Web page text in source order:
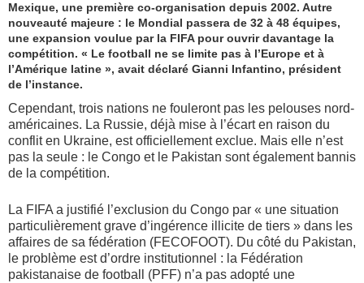
Mexique, une première co-organisation depuis 2002. Autre
nouveauté majeure : le Mondial passera de 32 à 48 équipes,
une expansion voulue par la FIFA pour ouvrir davantage la
compétition. « Le football ne se limite pas à l’Europe et à
l’Amérique latine », avait déclaré Gianni Infantino, président
de l’instance.
Cependant, trois nations ne fouleront pas les pelouses nord-
américaines. La Russie, déjà mise à l’écart en raison du
conflit en Ukraine, est officiellement exclue. Mais elle n’est
pas la seule : le Congo et le Pakistan sont également bannis
de la compétition.
La FIFA a justifié l’exclusion du Congo par « une situation
particulièrement grave d’ingérence illicite de tiers » dans les
affaires de sa fédération (FECOFOOT). Du côté du Pakistan,
le problème est d’ordre institutionnel : la Fédération
pakistanaise de football (PFF) n’a pas adopté une